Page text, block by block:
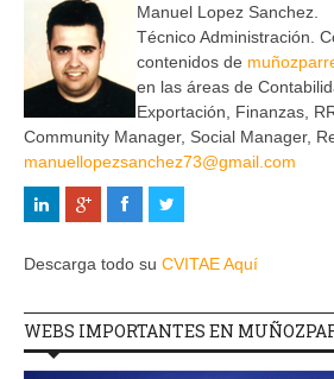
Manuel Lopez Sanchez.
Técnico Administración.
contenidos de
en las áreas de
Exportación, Finanzas,
Community Manager, Social Manager,
manuellopezsanchez73@gmail.com
Descarga todo su CVITAE Aquí
WEBS IMPORTANTES EN